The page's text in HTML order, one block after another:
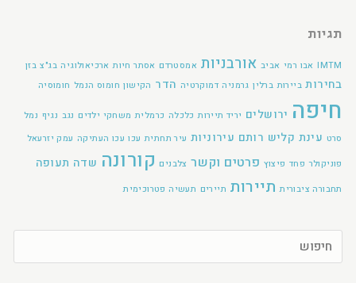
תגיות
IMTM אבו רמי אביב אורבניות אמסטרדם אסתר חיות ארכיאולוגיה בג"צ בזן
בחירות ביירות ברלין גרמניה דמוקרטיה הדר הקישון חומוס הנמל חומוסיה
חיפה ירושלים יריד תיירות כלכלה כרמלית משחקי ילדים נגב נגיף נמל
סרט עינת קליש רותם עירוניות עיר תחתית עכו עכו העתיקה עמק יזרעאל
פוניקולר פחד פיצוץ פרטים וקשר צלבנים קורונה שדה תעופה
תחבורה ציבורית תיירות תיירים תעשיה פטרוכימית